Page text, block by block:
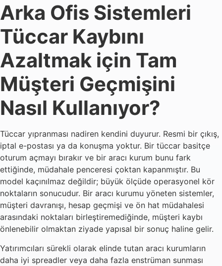
Arka Ofis Sistemleri
Tüccar Kaybını
Azaltmak için Tam
Müşteri Geçmişini
Nasıl Kullanıyor?
Tüccar yıpranması nadiren kendini duyurur. Resmi bir çıkış,
iptal e-postası ya da konuşma yoktur. Bir tüccar basitçe
oturum açmayı bırakır ve bir aracı kurum bunu fark
ettiğinde, müdahale penceresi çoktan kapanmıştır. Bu
model kaçınılmaz değildir; büyük ölçüde operasyonel kör
noktaların sonucudur. Bir aracı kurumu yöneten sistemler,
müşteri davranışı, hesap geçmişi ve ön hat müdahalesi
arasındaki noktaları birleştiremediğinde, müşteri kaybı
önlenebilir olmaktan ziyade yapısal bir sonuç haline gelir.
Yatırımcıları sürekli olarak elinde tutan aracı kurumların
daha iyi spreadler veya daha fazla enstrüman sunması